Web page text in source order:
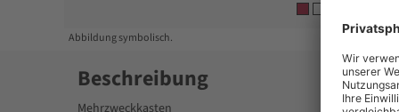
Abbildung symbolisch.
Beschreibung
Mehrzweckkasten